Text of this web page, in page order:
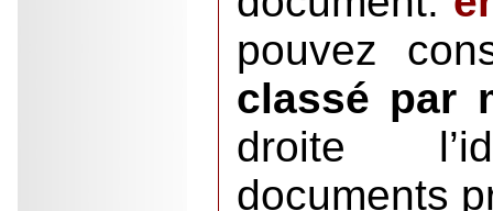
pouvez
classé par
droite
documents